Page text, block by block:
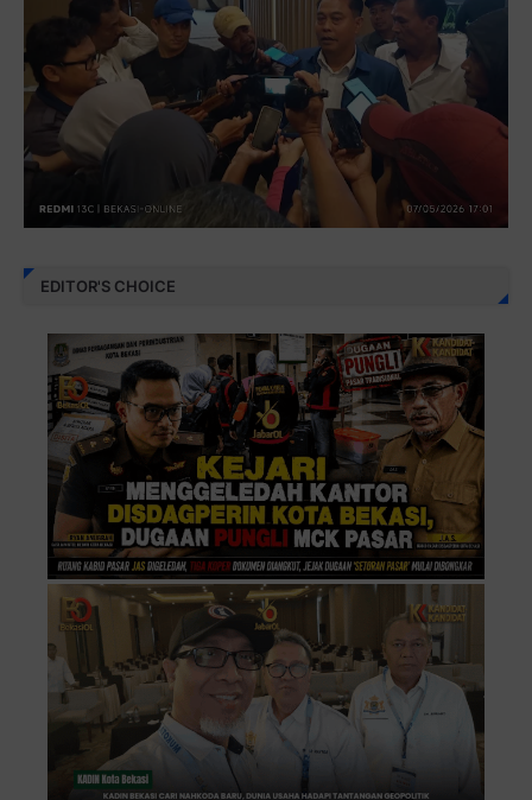
EDITOR'S CHOICE